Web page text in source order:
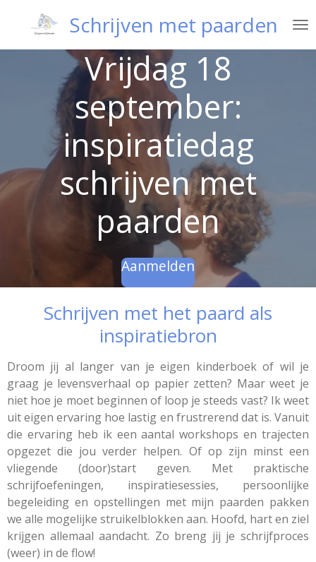
direct
naar
hoofdinhoud
Schrijven met paarden
Vrijdag 18
september:
inspiratiedag
schrijven met
paarden
Aanmelden
Schrijven met het paard als
inspiratiebron
Droom jij al langer van je eigen kinderboek of wil je
graag je levensverhaal op papier zetten? Maar weet je
niet hoe je moet beginnen of loop je steeds vast? Ik weet
uit eigen ervaring hoe lastig en frustrerend dat is. Vanuit
die ervaring heb ik een aantal workshops en trajecten
opgezet die jou verder helpen. Of op zijn minst een
vliegende (door)start geven. Met praktische
schrijfoefeningen, inspiratiesessies, persoonlijke
begeleiding en opstellingen met mijn paarden pakken
we alle mogelijke struikelblokken aan. Hoofd, hart en ziel
krijgen allemaal aandacht. Zo breng jij je schrijfproces
(weer) in de flow!